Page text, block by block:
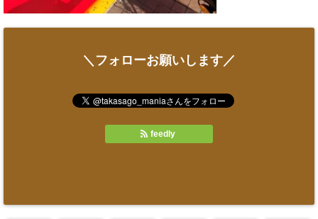
＼フォローお願いします／
feedly